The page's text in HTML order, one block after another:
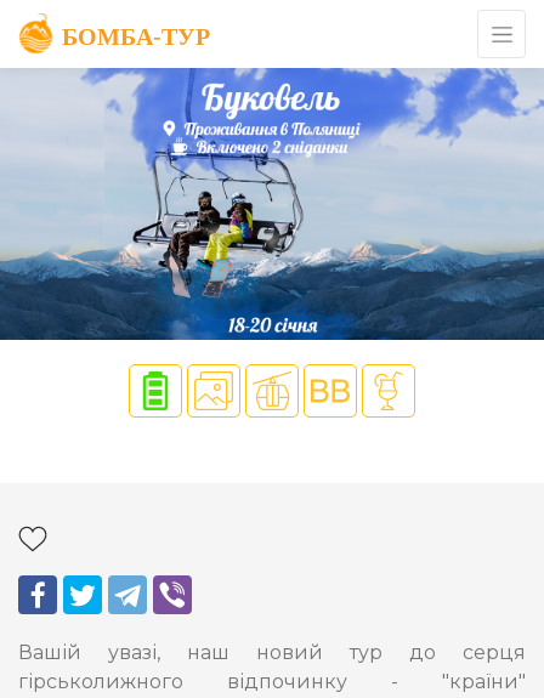
Вашій увазі, наш новий тур до серця
гірськолижного відпочинку - "країни"